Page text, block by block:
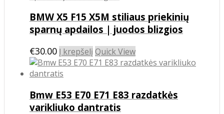
the
product
page
BMW X5 F15 X5M stiliaus priekinių
sparnų apdailos | juodos blizgios
€30.00 Į krepšelį Quick View
Bmw E53 E70 E71 E83 razdatkės
varikliuko dantratis